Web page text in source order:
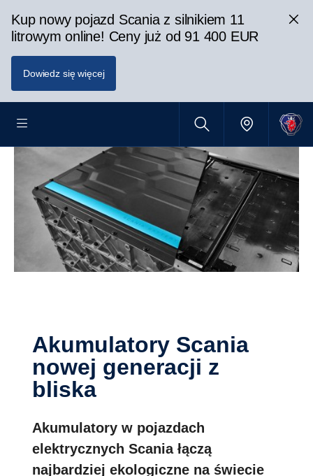
Kup nowy pojazd Scania z silnikiem 11
litrowym online! Ceny już od 91 400 EUR
Dowiedz się więcej
Akumulatory Scania
nowej generacji z
bliska
Akumulatory w pojazdach
elektrycznych Scania łączą
najbardziej ekologiczne na świecie